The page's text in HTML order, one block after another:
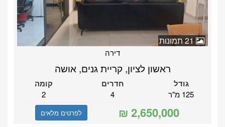
21 תמונות
דירה
ראשון לציון, קריית גנים, אושה
גודל
125 מ"ר
חדרים
4
קומה
2
לפרטים מלאים